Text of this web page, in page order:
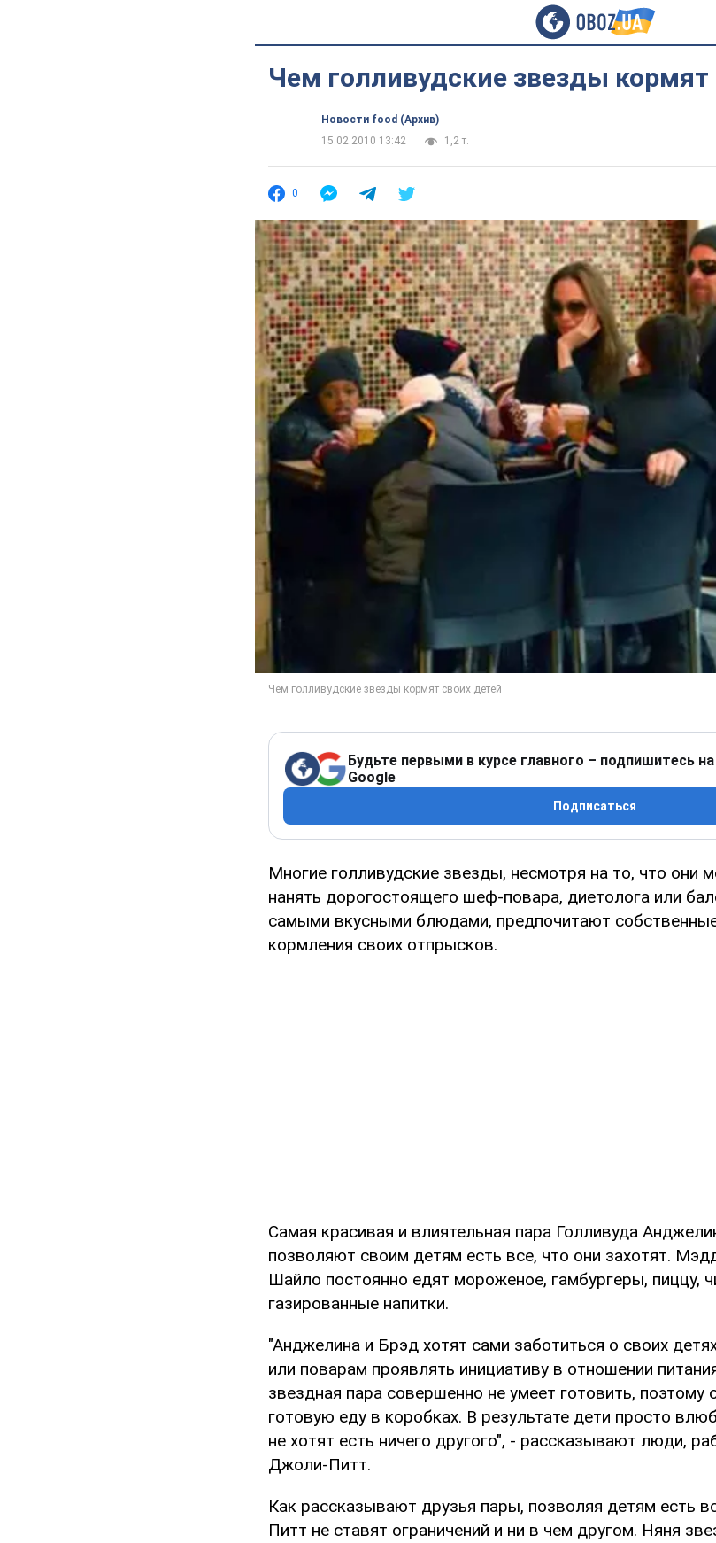
Чем голливудские звезды кормят
Новости food (Архив)
15.02.2010 13:42
1,2 т.
0
Будьте первыми в курсе главного – подпишитесь
Google
Подписаться
Многие голливудские звезды, несмотря на то, что они
нанять дорогостоящего шеф-повара, диетолога или
самыми вкусными блюдами, предпочитают
кормления своих отпрысков.
Самая красивая и влиятельная пара Голливуда
позволяют своим детям есть все, что они захотят.
Шайло постоянно едят мороженое, гамбургеры, пиццу,
газированные напитки.
"Анджелина и Брэд хотят сами заботиться о своих
или поварам проявлять инициативу в отношении
звездная пара совершенно не умеет готовить, поэтому
готовую еду в коробках. В результате дети просто
не хотят есть ничего другого", - рассказывают люди,
Джоли-Питт.
Как рассказывают друзья пары, позволяя детям есть
Питт не ставят ограничений и ни в чем другом. Няня